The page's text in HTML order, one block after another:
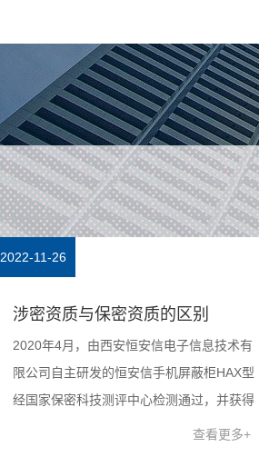
2022-11-26
保密室建设解决方案
保密室建设方案目前主要采取传统的“人防”
为主的模式，即在重点要害部位部署大量警
卫力量。这样做消耗兵力大、监控“盲区”
多、工作效率低，管理水平落后，安全隐患
查看更多+